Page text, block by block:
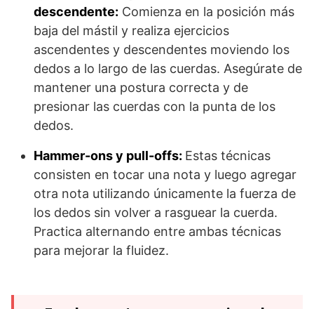
descendente: Comienza en la posición más
baja del mástil y realiza ejercicios
ascendentes y descendentes moviendo los
dedos a lo largo de las cuerdas. Asegúrate de
mantener una postura correcta y de
presionar las cuerdas con la punta de los
dedos.
Hammer-ons y pull-offs: Estas técnicas
consisten en tocar una nota y luego agregar
otra nota utilizando únicamente la fuerza de
los dedos sin volver a rasguear la cuerda.
Practica alternando entre ambas técnicas
para mejorar la fluidez.